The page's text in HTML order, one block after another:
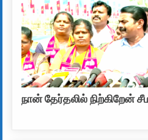
நான் தேர்தலில் நிற்கிறேன்